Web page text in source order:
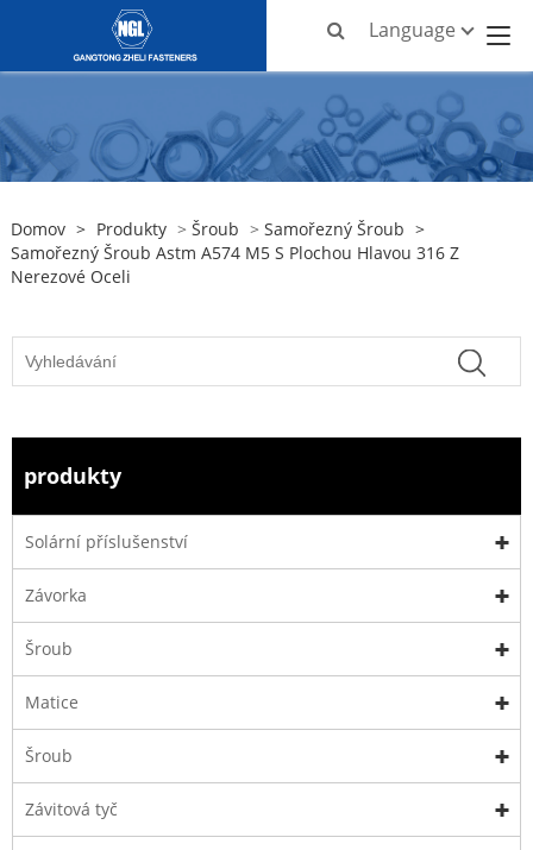
Language
Domov > Produkty > Šroub > Samořezný Šroub >
Samořezný Šroub Astm A574 M5 S Plochou Hlavou 316 Z
Nerezové Oceli
produkty
Solární příslušenství
Závorka
Šroub
Matice
Šroub
Závitová tyč